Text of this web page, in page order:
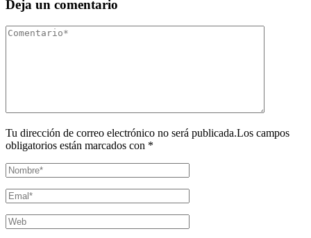
Deja un comentario
Tu dirección de correo electrónico no será publicada.Los campos
obligatorios están marcados con *